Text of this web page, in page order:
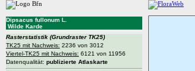
Dipsacus fullonum L.
Wilde Karde
Rasterstatistik (Grundraster TK25)
TK25 mit Nachweis: 2236 von 3012
Viertel-TK25 mit Nachweis: 6121 von 11956
Datenqualität: publizierte Atlaskarte